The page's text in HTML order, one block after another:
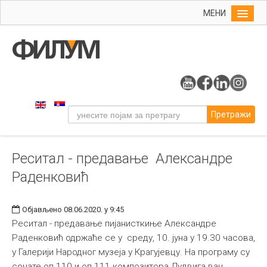
МЕНИ
Упис
Уметност
Музичка уметност
Примењена и ликовна уметност
Издаваштво
Библиотека
Претражи
Реситал - предавање Александре
Раденковић
Објављено 08.06.2020. у 9:45
Реситал - предавање пијанисткиње Александре
Раденковић одржаће се у среду, 10. јуна у 19.30 часова,
у Галерији Народног музеја у Крагујевцу. На програму су